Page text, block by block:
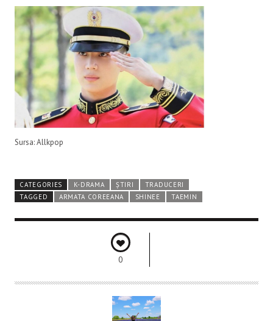
Sursa: Allkpop
CATEGORIES K-DRAMA ȘTIRI
TRADUCERI
TAGGED
ARMATA COREEANA SHINEE TAEMIN
0